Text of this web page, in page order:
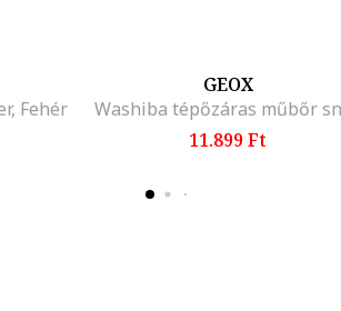
Fehér
GEOX
11.899 Ft